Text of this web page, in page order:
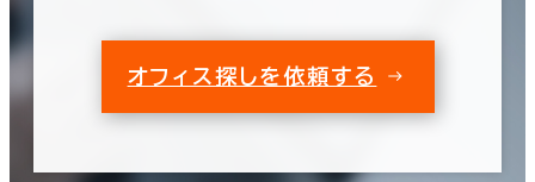
オフィス探しを依頼する